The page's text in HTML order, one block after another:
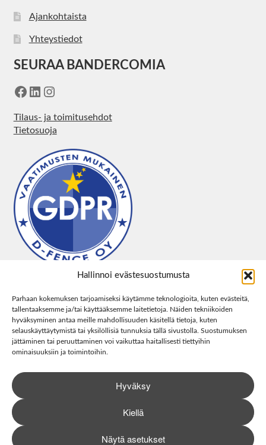
Hallinnoi evästesuostumusta
Parhaan kokemuksen tarjoamiseksi käytämme teknologioita, kuten evästeitä,
tallentaaksemme ja/tai käyttääksemme laitetietoja. Näiden tekniikoiden
hyväksyminen antaa meille mahdollisuuden käsitellä tietoja, kuten
selauskäyttäytymistä tai yksilöllisiä tunnuksia tällä sivustolla. Suostumuksen
jättäminen tai peruuttaminen voi vaikuttaa haitallisesti tiettyihin
ominaisuuksiin ja toimintoihin.
Hyväksy
Kiellä
Näytä asetukset
Ajankohtaista
Yhteystiedot
SEURAA BANDERCOMIA
Facebook
LinkedIn
Instagram
Tilaus- ja toimitusehdot
Tietosuoja